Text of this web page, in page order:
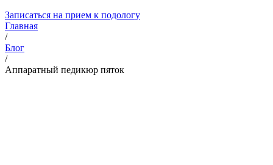
Записаться на прием к подологу
Главная
/
Блог
/
Аппаратный педикюр пяток